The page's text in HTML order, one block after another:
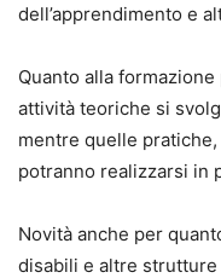
dell’apprendimento e
Quanto alla
attività teoriche si
mentre quelle
potranno realizzarsi in
Novità anche per
disabili e altre